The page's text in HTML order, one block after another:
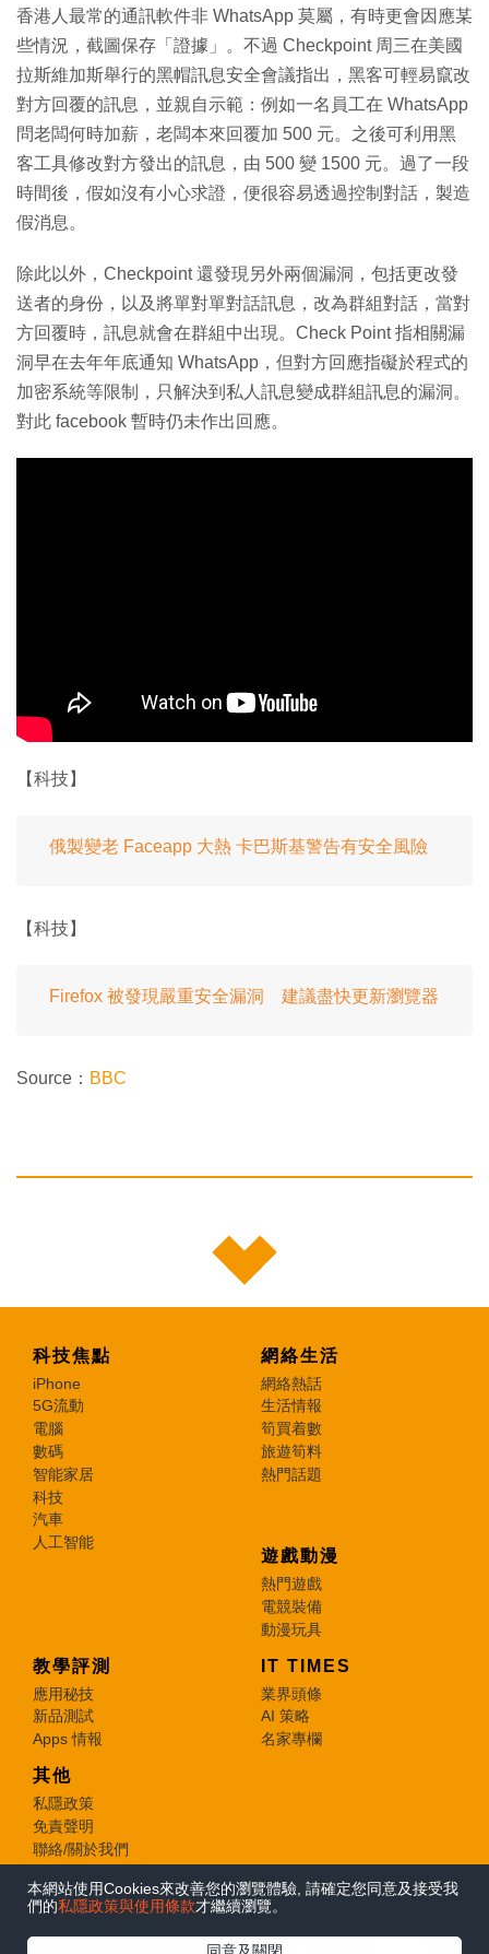
香港人最常的通訊軟件非 WhatsApp 莫屬，有時更會因應某
些情況，截圖保存「證據」。不過 Checkpoint 周三在美國
拉斯維加斯舉行的黑帽訊息安全會議指出，黑客可輕易竄改
對方回覆的訊息，並親自示範：例如一名員工在 WhatsApp
問老闆何時加薪，老闆本來回覆加 500 元。之後可利用黑
客工具修改對方發出的訊息，由 500 變 1500 元。過了一段
時間後，假如沒有小心求證，便很容易透過控制對話，製造
假消息。
除此以外，Checkpoint 還發現另外兩個漏洞，包括更改發
送者的身份，以及將單對單對話訊息，改為群組對話，當對
方回覆時，訊息就會在群組中出現。Check Point 指相關漏
洞早在去年年底通知 WhatsApp，但對方回應指礙於程式的
加密系統等限制，只解決到私人訊息變成群組訊息的漏洞。
對此 facebook 暫時仍未作出回應。
【科技】
俄製變老 Faceapp 大熱 卡巴斯基警告有安全風險
【科技】
Firefox 被發現嚴重安全漏洞 建議盡快更新瀏覽器
Source： BBC
科技焦點
iPhone
5G流動
電腦
數碼
智能家居
科技
汽車
人工智能
網絡生活
網絡熱話
生活情報
筍買着數
旅遊筍料
熱門話題
遊戲動漫
熱門遊戲
電競裝備
動漫玩具
教學評測
應用秘技
新品測試
Apps 情報
IT TIMES
業界頭條
AI 策略
名家專欄
其他
私隱政策
免責聲明
聯絡/關於我們
© 2026 e-zone. All Rights Reserved.
本網站使用Cookies來改善您的瀏覽體驗, 請確定您同意及接受我
們的私隱政策與使用條款才繼續瀏覽。